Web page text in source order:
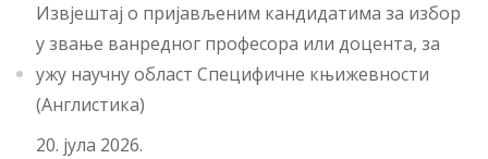
Извјештај о пријављеним кандидатима за избор
у звање ванредног професора или доцента, за
ужу научну област Специфичне књижевности
(Англистика)
20. јула 2026.